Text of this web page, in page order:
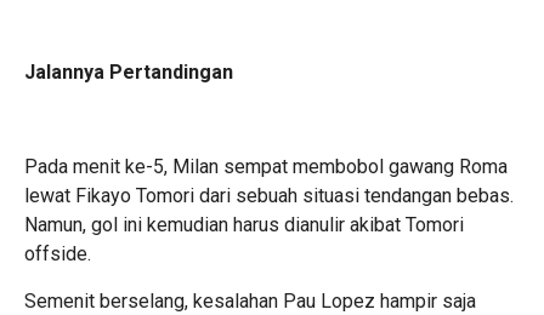
Jalannya Pertandingan
Pada menit ke-5, Milan sempat membobol gawang Roma
lewat Fikayo Tomori dari sebuah situasi tendangan bebas.
Namun, gol ini kemudian harus dianulir akibat Tomori
offside.
Semenit berselang, kesalahan Pau Lopez hampir saja